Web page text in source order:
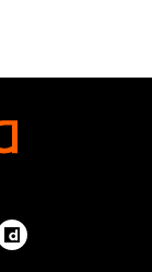
begitu,
mereka
beberapa
bahagian
penyakit